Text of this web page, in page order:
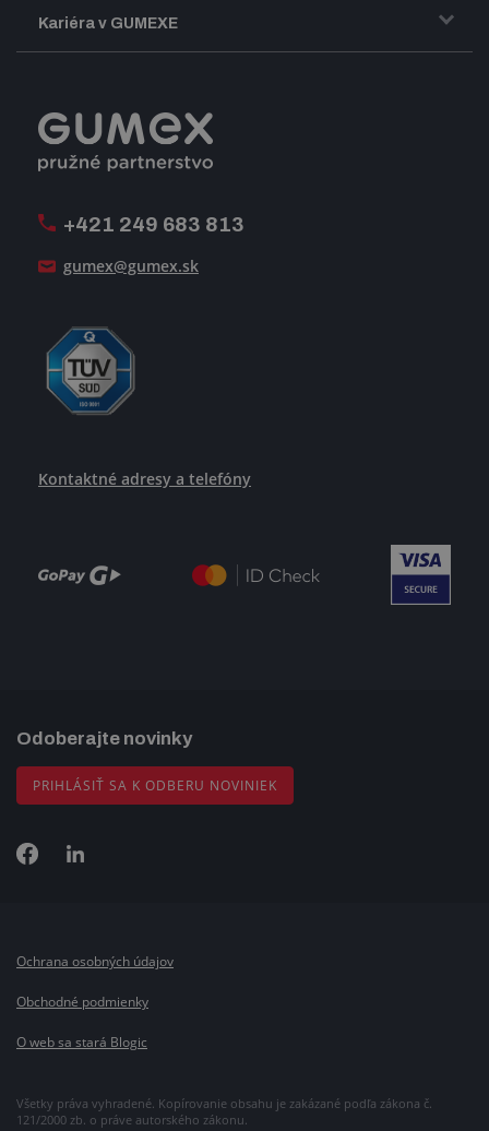
+421 249 683 813
gumex@gumex.sk
Kontaktné adresy a telefóny
Obchodné podmienky
Registrácia a spolupráca
Firemný časopis Géčko
Predstavenie firmy GUMEX
Úpravy na mieru a montáže
Kariéra v GUMEXE
Voľné pracovné miesta
Odoberajte novinky
PRIHLÁSIŤ SA K ODBERU NOVINIEK
Všetky práva vyhradené. Kopírovanie obsahu je zakázané podľa zákona č.
121/2000 zb. o práve autorského zákonu.
Ochrana osobných údajov
Obchodné podmienky
O web sa stará Blogic